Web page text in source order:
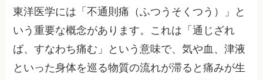
東洋医学には「不通則痛（ふつうそくつう）」と
いう重要な概念があります。これは「通じざれ
ば、すなわち痛む」という意味で、気や血、津液
といった身体を巡る物質の流れが滞ると痛みが生